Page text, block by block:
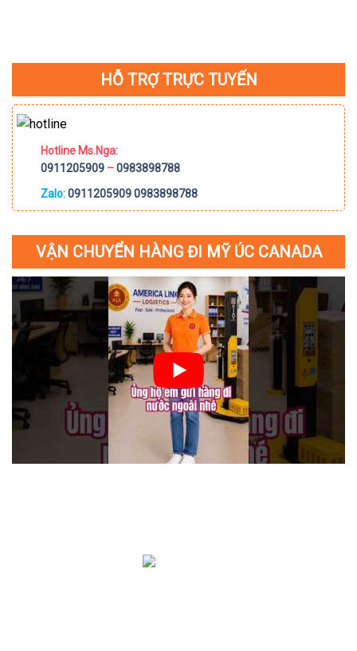
HỖ TRỢ TRỰC TUYẾN
Hotline Ms.Nga:
0911205909 –0983898788
Zalo:09112059090983898788
VẬN CHUYỂN HÀNG ĐI MỸ ÚC CANADA